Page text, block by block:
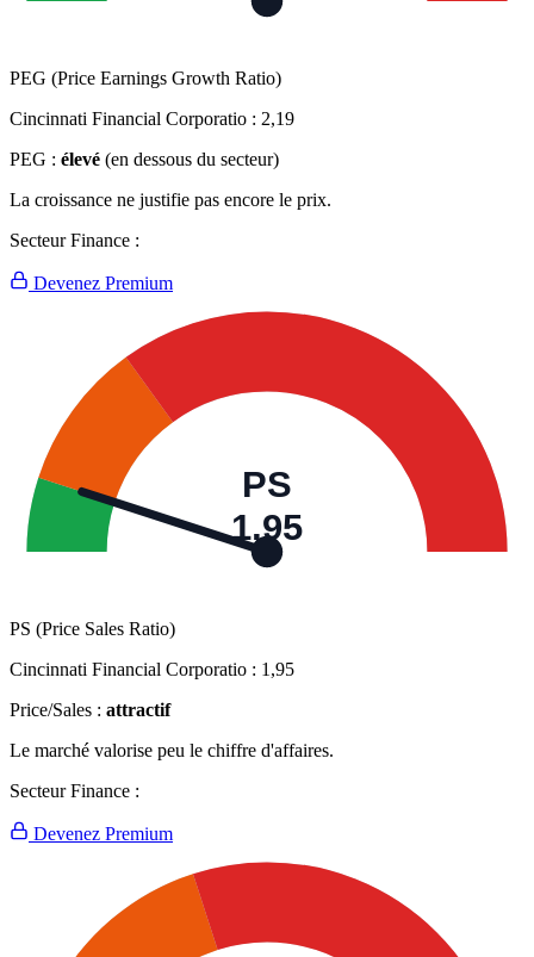
PEG (Price Earnings Growth Ratio)
Cincinnati Financial Corporatio : 2,19
PEG : élevé (en dessous du secteur)
La croissance ne justifie pas encore le prix.
Secteur Finance :
Devenez Premium
PS
1,95
PS (Price Sales Ratio)
Cincinnati Financial Corporatio : 1,95
Price/Sales : attractif
Le marché valorise peu le chiffre d'affaires.
Secteur Finance :
Devenez Premium